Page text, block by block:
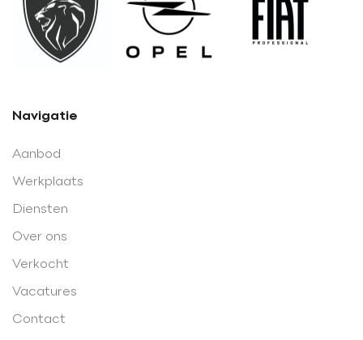
Navigatie
Aanbod
Werkplaats
Diensten
Over ons
Verkocht
Vacatures
Contact